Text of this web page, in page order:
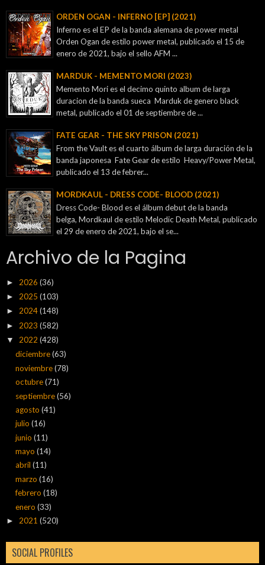
ORDEN OGAN - INFERNO [EP] (2021)
Inferno es el EP de la banda alemana de power metal
Orden Ogan de estilo power metal, publicado el 15 de
enero de 2021, bajo el sello AFM ...
MARDUK - MEMENTO MORI (2023)
Memento Mori es el decimo quinto album de larga
duracion de la banda sueca Marduk de genero black
metal, publicado el 01 de septiembre de ...
FATE GEAR - THE SKY PRISON (2021)
From the Vault es el cuarto álbum de larga duración de la
banda japonesa Fate Gear de estilo Heavy/Power Metal,
publicado el 13 de febrer...
MORDKAUL - DRESS CODE- BLOOD (2021)
Dress Code- Blood es el álbum debut de la banda
belga, Mordkaul de estilo Melodic Death Metal, publicado
el 29 de enero de 2021, bajo el se...
Archivo de la Pagina
► 2026 (36)
► 2025 (103)
► 2024(148)
► 2023 (582)
▼ 2022 (428)
diciembre(63)
noviembre(78)
octubre(71)
septiembre(56)
agosto(41)
julio(16)
junio(11)
mayo(14)
abril(11)
marzo(16)
febrero(18)
enero(33)
► 2021 (520)
SOCIAL PROFILES